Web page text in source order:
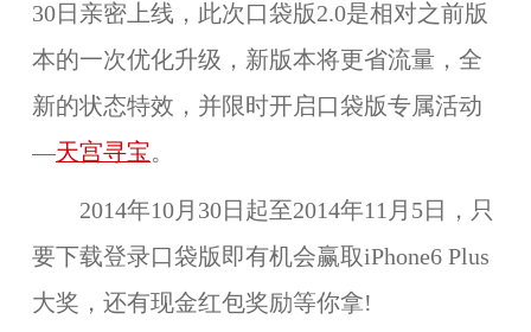
30日亲密上线，此次口袋版2.0是相对之前版
本的一次优化升级，新版本将更省流量，全
新的状态特效，并限时开启口袋版专属活动
—天宫寻宝。
2014年10月30日起至2014年11月5日，只
要下载登录口袋版即有机会赢取iPhone6 Plus
大奖，还有现金红包奖励等你拿!